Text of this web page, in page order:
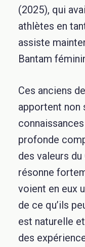
(2025), qui
athlètes en
assiste
Bantam
Ces anciens
apportent non
profonde
des valeurs
résonne
voient en eux
de ce qu’ils
est naturelle
des